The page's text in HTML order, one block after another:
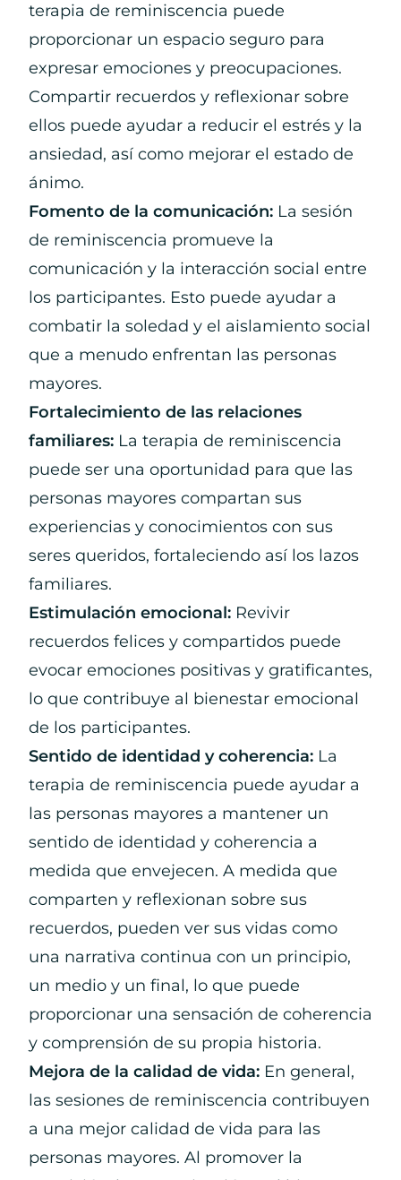
terapia de reminiscencia puede
proporcionar un espacio seguro para
expresar emociones y preocupaciones.
Compartir recuerdos y reflexionar sobre
ellos puede ayudar a reducir el estrés y la
ansiedad, así como mejorar el estado de
ánimo.
Fomento de la comunicación: La sesión
de reminiscencia promueve la
comunicación y la interacción social entre
los participantes. Esto puede ayudar a
combatir la soledad y el aislamiento social
que a menudo enfrentan las personas
mayores.
Fortalecimiento de las relaciones
familiares: La terapia de reminiscencia
puede ser una oportunidad para que las
personas mayores compartan sus
experiencias y conocimientos con sus
seres queridos, fortaleciendo así los lazos
familiares.
Estimulación emocional: Revivir
recuerdos felices y compartidos puede
evocar emociones positivas y gratificantes,
lo que contribuye al bienestar emocional
de los participantes.
Sentido de identidad y coherencia: La
terapia de reminiscencia puede ayudar a
las personas mayores a mantener un
sentido de identidad y coherencia a
medida que envejecen. A medida que
comparten y reflexionan sobre sus
recuerdos, pueden ver sus vidas como
una narrativa continua con un principio,
un medio y un final, lo que puede
proporcionar una sensación de coherencia
y comprensión de su propia historia.
Mejora de la calidad de vida: En general,
las sesiones de reminiscencia contribuyen
a una mejor calidad de vida para las
personas mayores. Al promover la